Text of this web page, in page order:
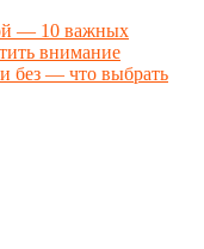
— 10 важных
внимание
без — что выбрать